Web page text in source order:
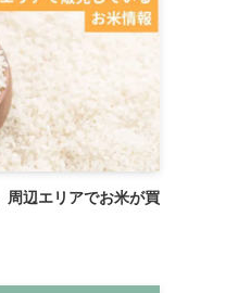
周辺エリアでお米が買